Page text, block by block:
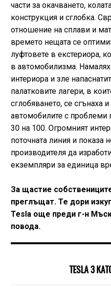
части за окачването,
конструкция и сглобка.
отношение на сплави и
времето нещата се
луфтовете в екстериора,
в автомобилизма.
интериора и зле
палатковите лагери, в
сглобяването, се сгънаха
автомобилите с проблеми
30 на 100. Огромният
поточната линия и показа
производителя да
екземпляри за единица
За щастие
преглъщат. Те дори
Tesla още преди г-н
повода.
TESLA 3